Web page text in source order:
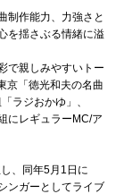
制作能力、力強さと
を揺さぶる情緒に溢
で親しみやすいトー
京「徳光和夫の名曲
ラジおかゆ」、
にレギュラーMC/ア
、同年5月1日に
ンガーとしてライブ